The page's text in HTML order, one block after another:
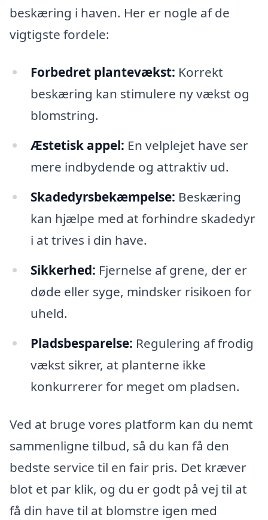
beskæring i haven. Her er nogle af de
vigtigste fordele:
Forbedret plantevækst: Korrekt
beskæring kan stimulere ny vækst og
blomstring.
Æstetisk appel: En velplejet have ser
mere indbydende og attraktiv ud.
Skadedyrsbekæmpelse: Beskæring
kan hjælpe med at forhindre skadedyr
i at trives i din have.
Sikkerhed: Fjernelse af grene, der er
døde eller syge, mindsker risikoen for
uheld.
Pladsbesparelse: Regulering af frodig
vækst sikrer, at planterne ikke
konkurrerer for meget om pladsen.
Ved at bruge vores platform kan du nemt
sammenligne tilbud, så du kan få den
bedste service til en fair pris. Det kræver
blot et par klik, og du er godt på vej til at
få din have til at blomstre igen med